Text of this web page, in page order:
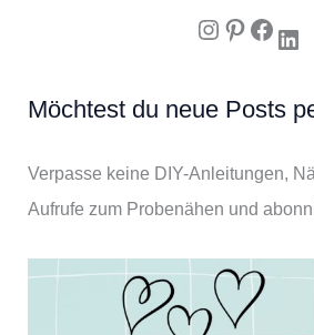
Instagram Pinterest Facebook LinkedIn
Möchtest du neue Posts
Verpasse keine DIY-Anleitungen,
Aufrufe zum Probenähen und